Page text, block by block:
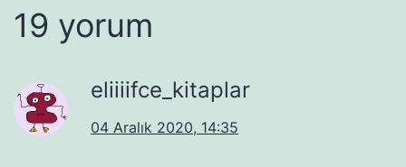
19 yorum
eliiiifce_kitaplar
04 Aralık 2020, 14:35